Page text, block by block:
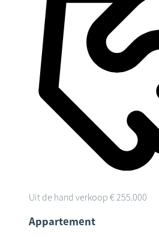
Uit de hand verkoop € 255.000
Appartement